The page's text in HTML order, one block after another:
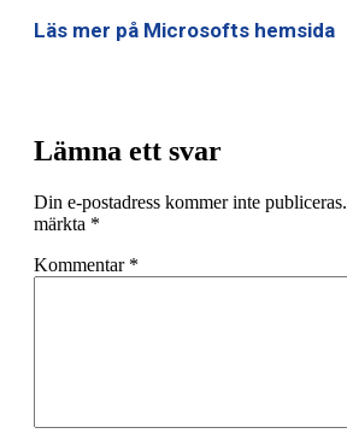
Läs mer på Microsofts hemsida
Lämna ett svar
Din e-postadress kommer inte publiceras.
märkta *
Kommentar *